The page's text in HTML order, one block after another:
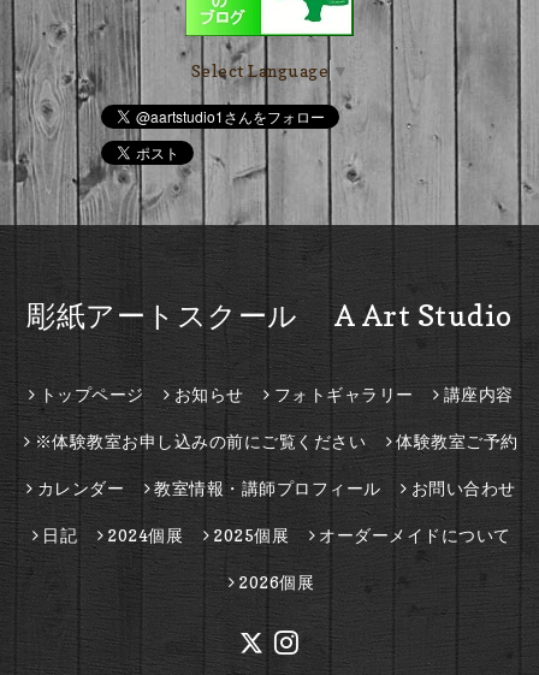
Select Language ▼
彫紙アートスクール A Art Studio
トップページ お知らせ フォトギャラリー 講座内容
※体験教室お申し込みの前にご覧ください 体験教室ご予約
カレンダー 教室情報・講師プロフィール お問い合わせ
日記 2024個展 2025個展 オーダーメイドについて
2026個展